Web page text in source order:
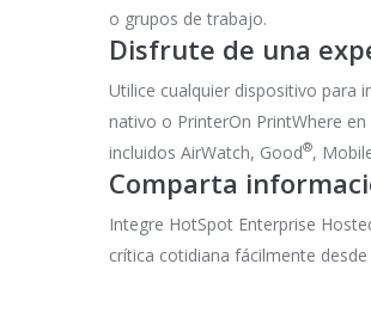
o grupos de trabajo.
Disfrute de una
Utilice cualquier dispositivo para
nativo o PrinterOn PrintWhere
incluidos AirWatch, Good®,
Comparta
Integre HotSpot Enterprise
crítica cotidiana fácilmente